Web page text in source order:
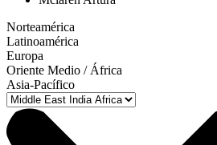
Norteamérica
Latinoamérica
Europa
Oriente Medio / África
Asia-Pacífico